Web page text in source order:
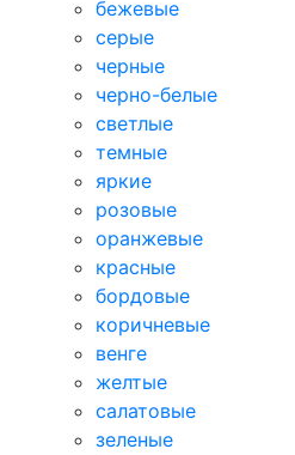
бежевые
серые
черные
черно-белые
светлые
темные
яркие
розовые
оранжевые
красные
бордовые
коричневые
венге
желтые
салатовые
зеленые